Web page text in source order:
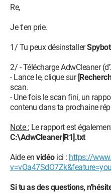
Re,
Je t'en prie.
1/ Tu peux désinstallerSpybot
2/ - Télécharge AdwCleaner
- Lance le, clique sur
scan.
- Une fois le scan fini, un
contenu dans ta prochaine
Note : Le rapport est
C:\AdwCleaner[R1].txt
Aide en vidéoici : https://
Si tu as des questions,